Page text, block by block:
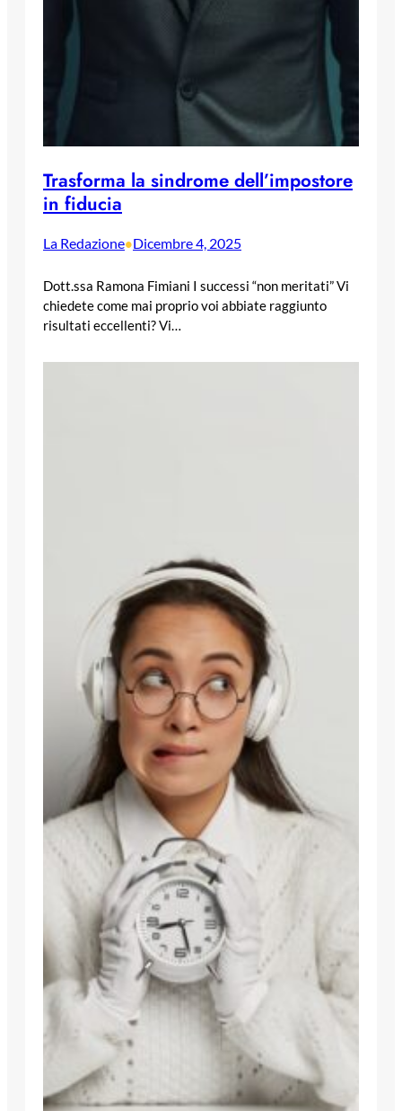
Trasforma la sindrome dell’impostore
in fiducia
La Redazione•Dicembre 4, 2025
Dott.ssa Ramona Fimiani I successi “non meritati” Vi
chiedete come mai proprio voi abbiate raggiunto
risultati eccellenti? Vi…